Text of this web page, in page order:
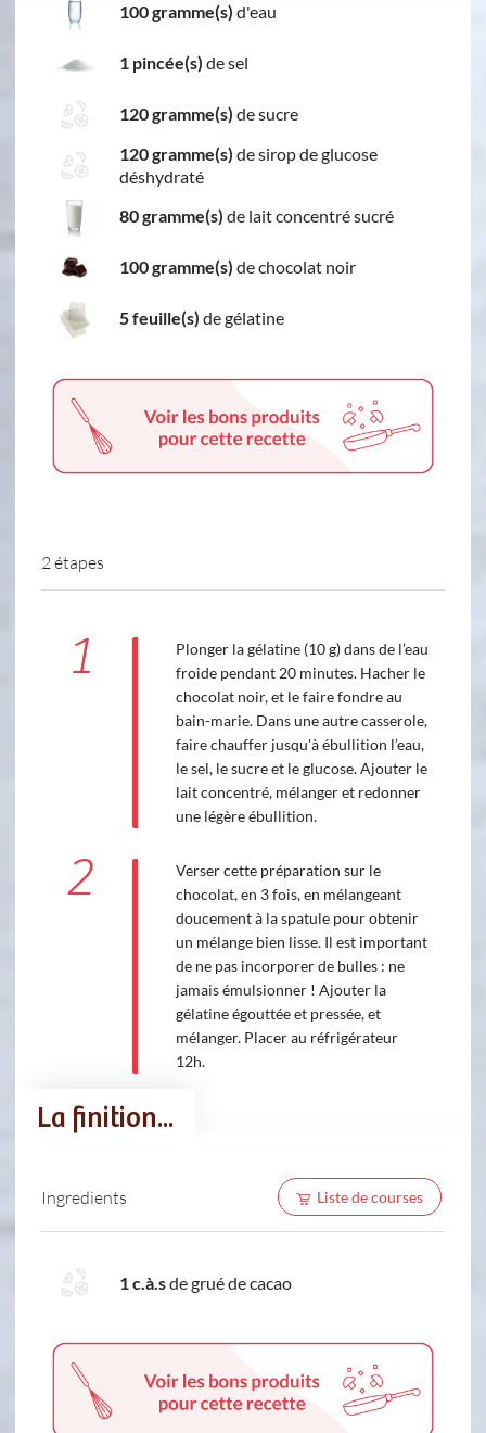
100 gramme(s) d'eau
1 pincée(s) de sel
120 gramme(s) de sucre
120 gramme(s) de sirop de glucose
déshydraté
80 gramme(s) de lait concentré sucré
100 gramme(s) de chocolat noir
5 feuille(s) de gélatine
2 étapes
1
Plonger la gélatine (10 g) dans de l’eau
froide pendant 20 minutes. Hacher le
chocolat noir, et le faire fondre au
bain-marie. Dans une autre casserole,
faire chauffer jusqu'à ébullition l’eau,
le sel, le sucre et le glucose. Ajouter le
lait concentré, mélanger et redonner
une légère ébullition.
2
Verser cette préparation sur le
chocolat, en 3 fois, en mélangeant
doucement à la spatule pour obtenir
un mélange bien lisse. Il est important
de ne pas incorporer de bulles : ne
jamais émulsionner ! Ajouter la
gélatine égouttée et pressée, et
mélanger. Placer au réfrigérateur
12h.
La finition...
Ingredients Liste de courses
1 c.à.sde grué de cacao